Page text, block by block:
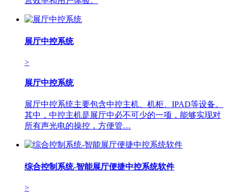
展厅中控系统
>
展厅中控系统
展厅中控系统主要包含中控主机、机柜、IPAD等设备。
其中，中控主机是展厅中必不可少的一项，能够实现对
所有声光电的操控，方便管…
综合控制系统-智能展厅便捷中控系统软件
>